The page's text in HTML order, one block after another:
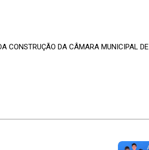
CONSTRUÇÃO DA CÂMARA MUNICIPAL DE